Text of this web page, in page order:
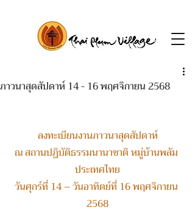
ภาวนาสุดสัปดาห์ 14 - 16 พฤศจิกายน 2568
ลงทะเบียนงานภาวนาสุดสัปดาห์
ณ สถานปฏิบัติธรรมนานาชาติ หมู่บ้านพลัม
ประเทศไทย
วันศุกร์ที่ 14 – วันอาทิตย์ที่ 16 พฤศจิกายน
2568